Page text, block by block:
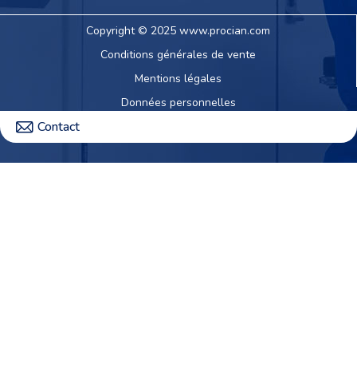
Copyright © 2025 www.procian.com
Conditions générales de vente
Mentions légales
Données personnelles
Contact